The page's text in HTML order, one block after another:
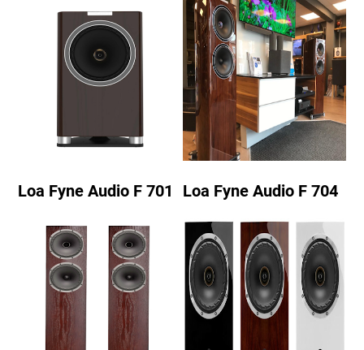
Loa Fyne Audio F 701 Loa Fyne Audio F 704